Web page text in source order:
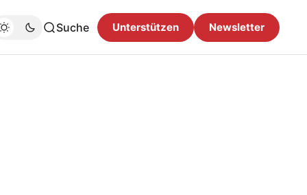
Suche Unterstützen Newsletter